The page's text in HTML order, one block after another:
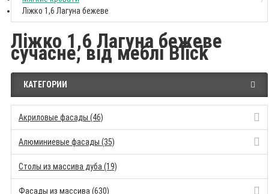
Ліжко 1,6 Лагуна бежеве
Ліжко 1,6 Лагуна бежеве
сучасне, від меблі Blick
КАТЕГОРИИ
Акриловые фасады (46)
Алюминиевые фасады (35)
Столы из массива дуба (19)
Фасады из массива (630)